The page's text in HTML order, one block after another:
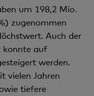
um 198,2 Mio.
zugenommen
Auch der
konnte auf
werden.
vielen Jahren
tiefere